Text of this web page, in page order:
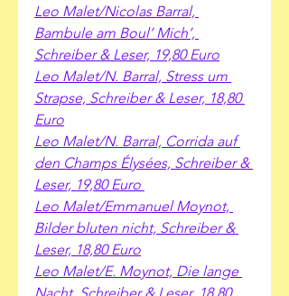
Leo Malet/Nicolas Barral,
Bambule am Boul’ Mich’,
Schreiber & Leser, 19,80 Euro
Leo Malet/N. Barral, Stress um
Strapse, Schreiber & Leser, 18,80
Euro
Leo Malet/N. Barral, Corrida auf
den Champs Élysées, Schreiber &
Leser, 19,80 Euro
Leo Malet/Emmanuel Moynot,
Bilder bluten nicht, Schreiber &
Leser, 18,80 Euro
Leo Malet/E. Moynot, Die lange